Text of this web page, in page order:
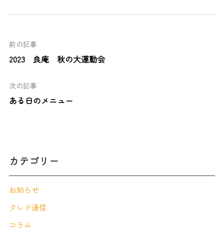
前の記事
2023 良庵 秋の大運動会
次の記事
ある日のメニュー
カテゴリー
お知らせ
クレド通信
コラム